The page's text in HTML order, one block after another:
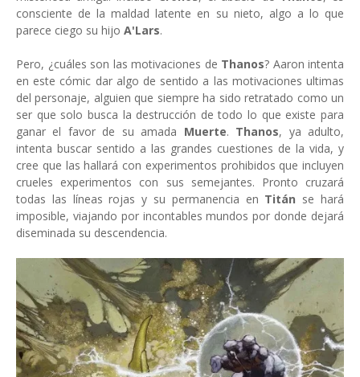
consciente de la maldad latente en su nieto, algo a lo que
parece ciego su hijo A'Lars.
Pero, ¿cuáles son las motivaciones de Thanos? Aaron intenta
en este cómic dar algo de sentido a las motivaciones ultimas
del personaje, alguien que siempre ha sido retratado como un
ser que solo busca la destrucción de todo lo que existe para
ganar el favor de su amada Muerte. Thanos, ya adulto,
intenta buscar sentido a las grandes cuestiones de la vida, y
cree que las hallará con experimentos prohibidos que incluyen
crueles experimentos con sus semejantes. Pronto cruzará
todas las líneas rojas y su permanencia en Titán se hará
imposible, viajando por incontables mundos por donde dejará
diseminada su descendencia.